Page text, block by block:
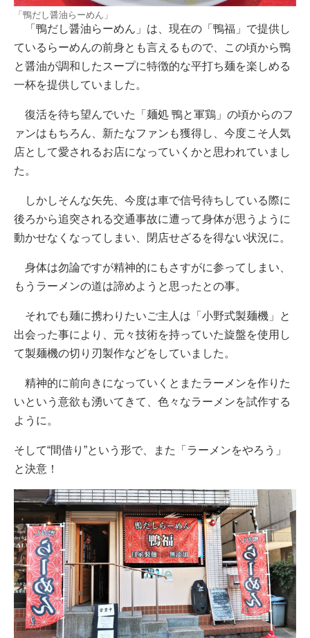
「鴨だし醤油らーめん」
「鴨だし醤油らーめん」は、現在の「鴨福」で提供し
ているらーめんの前身とも言えるもので、この頃から鴨
と醤油が調和したスープに特徴的な平打ち麺を楽しめる
一杯を提供していました。
復活を待ち望んでいた「麺処 鴨と軍鶏」の頃からのフ
ァンはもちろん、新たなファンも獲得し、今度こそ人気
店として愛されるお店になっていくかと思われていまし
た。
しかしそんな矢先、今度は車で信号待ちしている際に
後ろから追突される交通事故に遭って身体が思うように
動かせなくなってしまい、閉店せざるを得ない状況に。
身体は勿論ですが精神的にもさすがに参ってしまい、
もうラーメンの道は諦めようと思ったとの事。
それでも麺に携わりたいご主人は「小野式製麺機」と
出会った事により、元々技術を持っていた旋盤を使用し
て製麺機の切り刃製作などをしていました。
精神的に前向きになっていくとまたラーメンを作りた
いという意欲も湧いてきて、色々なラーメンを試作する
ように。
そして“間借り”という形で、また「ラーメンをやろう」
と決意！